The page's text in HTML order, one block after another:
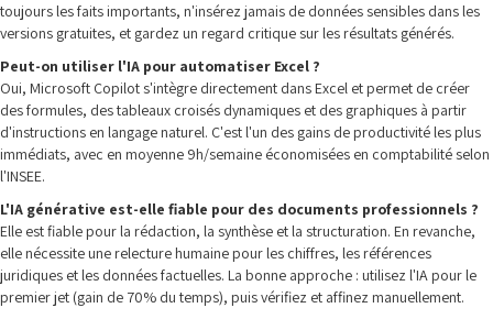
toujours les faits importants, n'insérez jamais de données sensibles dans les
versions gratuites, et gardez un regard critique sur les résultats générés.
Peut-on utiliser l'IA pour automatiser Excel ?
Oui, Microsoft Copilot s'intègre directement dans Excel et permet de créer
des formules, des tableaux croisés dynamiques et des graphiques à partir
d'instructions en langage naturel. C'est l'un des gains de productivité les plus
immédiats, avec en moyenne 9h/semaine économisées en comptabilité selon
l'INSEE.
L'IA générative est-elle fiable pour des documents professionnels ?
Elle est fiable pour la rédaction, la synthèse et la structuration. En revanche,
elle nécessite une relecture humaine pour les chiffres, les références
juridiques et les données factuelles. La bonne approche : utilisez l'IA pour le
premier jet (gain de 70% du temps), puis vérifiez et affinez manuellement.